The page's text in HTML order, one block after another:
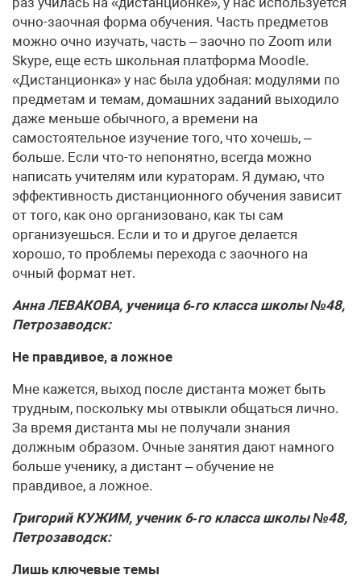
очно-заочная форма обучения. Часть предметов
можно очно изучать, часть – заочно по Zoom или
Skype, еще есть школьная платформа Моodle.
«Дистанционка» у нас была удобная: модулями по
предметам и темам, домашних заданий выходило
даже меньше обычного, а времени на
самостоятельное изучение того, что хочешь, –
больше. Если что-то непонятно, всегда можно
написать учителям или кураторам. Я думаю, что
эффективность дистанционного обучения зависит
от того, как оно организовано, как ты сам
организуешься. Если и то и другое делается
хорошо, то проблемы перехода с заочного на
очный формат нет.
Анна ЛЕВАКОВА, ученица 6‑го класса школы №48,
Петрозаводск:
Не правдивое, а ложное
Мне кажется, выход после дистанта может быть
трудным, поскольку мы отвыкли общаться лично.
За время дистанта мы не получали знания
должным образом. Очные занятия дают намного
больше ученику, а дистант – обучение не
правдивое, а ложное.
Григорий КУЖИМ, ученик 6‑го класса школы №48,
Петрозаводск:
Лишь ключевые темы